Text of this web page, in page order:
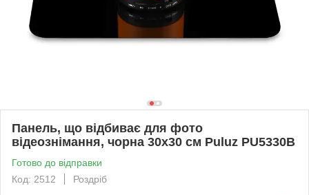
Панель, що відбиває для фото
відеознімання, чорна 30х30 см Puluz PU5330B
Готово до відправки
Код: 2512
Роздріб